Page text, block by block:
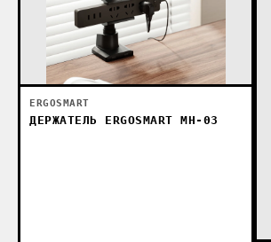
ERGOSMART
ДЕРЖАТЕЛЬ ERGOSMART МН-03